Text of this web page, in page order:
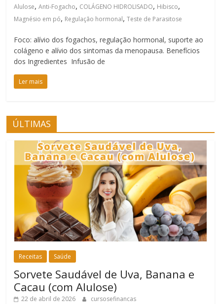
Alulose,Anti-Fogacho, COLÁGENO HIDROLISADO, Hibisco,
Magnésio em pó, Regulação hormonal,Teste de Parasitose
Foco: alívio dos fogachos, regulação hormonal, suporte ao
colágeno e alívio dos sintomas da menopausa. Benefícios
dos Ingredientes Infusão de
Ler mais
ÚLTIMAS
Receitas Saúde
Sorvete Saudável de Uva, Banana e
Cacau (com Alulose)
22 de abril de 2026 cursosefinancas